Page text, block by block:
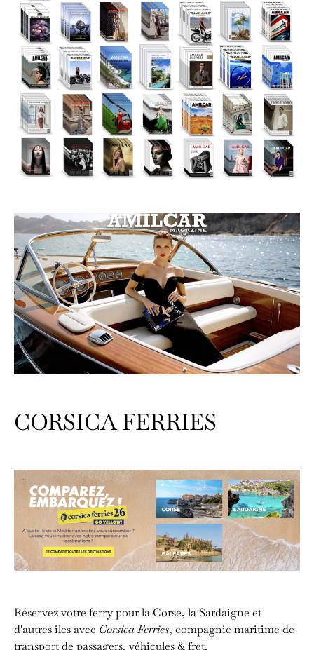
CORSICA FERRIES
Réservez votre ferry pour la Corse, la Sardaigne et
d'autres îles avec Corsica Ferries, compagnie maritime de
transport de passagers, véhicules & fret.